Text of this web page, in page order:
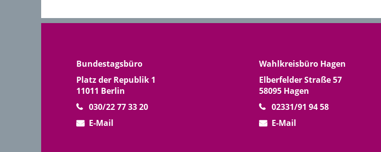
Bundestagsbüro
Platz der Republik 1
11011 Berlin
030/22 77 33 20
E-Mail
Wahlkreisbüro Hagen
Elberfelder Straße 57
58095 Hagen
02331/91 94 58
E-Mail